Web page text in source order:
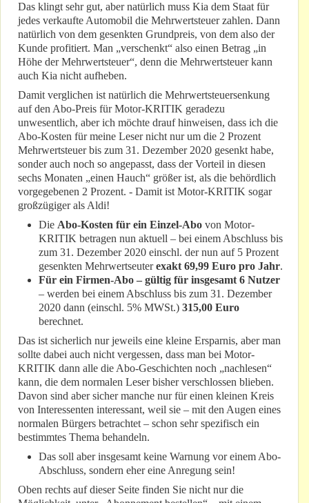
Das klingt sehr gut, aber natürlich muss Kia dem Staat für
jedes verkaufte Automobil die Mehrwertsteuer zahlen. Dann
natürlich von dem gesenkten Grundpreis, von dem also der
Kunde profitiert. Man „verschenkt“ also einen Betrag „in
Höhe der Mehrwertsteuer“, denn die Mehrwertsteuer kann
auch Kia nicht aufheben.
Damit verglichen ist natürlich die Mehrwertsteuersenkung
auf den Abo-Preis für Motor-KRITIK geradezu
unwesentlich, aber ich möchte drauf hinweisen, dass ich die
Abo-Kosten für meine Leser nicht nur um die 2 Prozent
Mehrwertsteuer bis zum 31. Dezember 2020 gesenkt habe,
sonder auch noch so angepasst, dass der Vorteil in diesen
sechs Monaten „einen Hauch“ größer ist, als die behördlich
vorgegebenen 2 Prozent. - Damit ist Motor-KRITIK sogar
großzügiger als Aldi!
Die Abo-Kosten für ein Einzel-Abo von Motor-
KRITIK betragen nun aktuell – bei einem Abschluss bis
zum 31. Dezember 2020 einschl. der nun auf 5 Prozent
gesenkten Mehrwertseuterexakt 69,99 Euro pro Jahr.
Für ein Firmen-Abo – gültig für insgesamt 6 Nutzer
– werden bei einem Abschluss bis zum 31. Dezember
2020 dann (einschl. 5% MWSt.) 315,00 Euro
berechnet.
Das ist sicherlich nur jeweils eine kleine Ersparnis, aber man
sollte dabei auch nicht vergessen, dass man bei Motor-
KRITIK dann alle die Abo-Geschichten noch „nachlesen“
kann, die dem normalen Leser bisher verschlossen blieben.
Davon sind aber sicher manche nur für einen kleinen Kreis
von Interessenten interessant, weil sie – mit den Augen eines
normalen Bürgers betrachtet – schon sehr spezifisch ein
bestimmtes Thema behandeln.
Das soll aber insgesamt keine Warnung vor einem Abo-
Abschluss, sondern eher eine Anregung sein!
Oben rechts auf dieser Seite finden Sie nicht nur die